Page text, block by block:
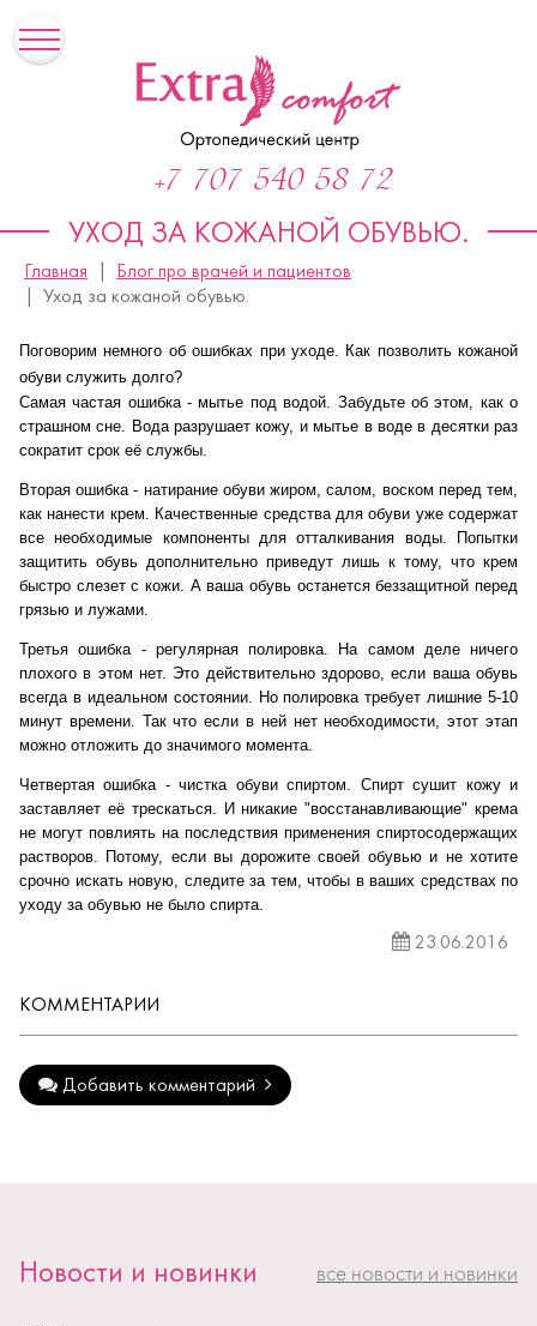
+7 707 540 58 72
УХОД ЗА КОЖАНОЙ ОБУВЬЮ.
Главная
Блог про врачей и пациентов
Уход за кожаной обувью.
Поговорим немного об ошибках при уходе. Как позволить кожаной
обуви служить долго?
Самая частая ошибка - мытье под водой. Забудьте об этом, как о
страшном сне. Вода разрушает кожу, и мытье в воде в десятки раз
сократит срок её службы.
Вторая ошибка - натирание обуви жиром, салом, воском перед тем,
как нанести крем. Качественные средства для обуви уже содержат
все необходимые компоненты для отталкивания воды. Попытки
защитить обувь дополнительно приведут лишь к тому, что крем
быстро слезет с кожи. А ваша обувь останется беззащитной перед
грязью и лужами.
Третья ошибка - регулярная полировка. На самом деле ничего
плохого в этом нет. Это действительно здорово, если ваша обувь
всегда в идеальном состоянии. Но полировка требует лишние 5-10
минут времени. Так что если в ней нет необходимости, этот этап
можно отложить до значимого момента.
Четвертая ошибка - чистка обуви спиртом. Спирт сушит кожу и
заставляет её трескаться. И никакие "восстанавливающие" крема
не могут повлиять на последствия применения спиртосодержащих
растворов. Потому, если вы дорожите своей обувью и не хотите
срочно искать новую, следите за тем, чтобы в ваших средствах по
уходу за обувью не было спирта.
23.06.2016
КОММЕНТАРИИ
Добавить комментарий
Новости и новинки все новости и новинки